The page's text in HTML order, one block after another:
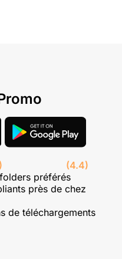
(4.4)
préférés
près de chez
de téléchargements